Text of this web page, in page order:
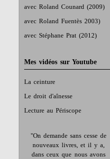
avec Roland Counard (2009)
avec Roland Fuentès 2003)
avec Stéphane Prat (2012)
Mes vidéos sur Youtube
La ceinture
Le droit d'aînesse
Lecture au Périscope
"On demande sans cesse de
nouveaux livres, et il y a,
dans ceux que nous avons